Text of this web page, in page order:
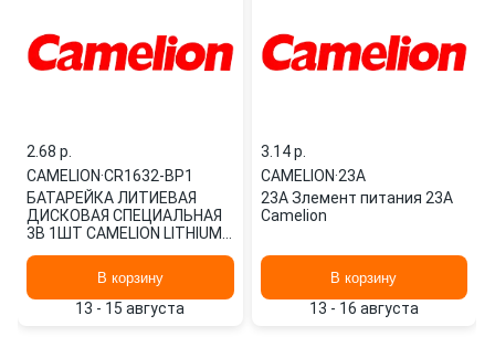
2.68 p.
CAMELION·CR1632-BP1
БАТАРЕЙКА ЛИТИЕВАЯ
ДИСКОВАЯ СПЕЦИАЛЬНАЯ
3В 1ШТ CAMELION LITHIUM
В корзину
13 - 15 августа
3.14 p.
CAMELION·23A
23A Злемент питания 23А
Camelion
В корзину
13 - 16 августа